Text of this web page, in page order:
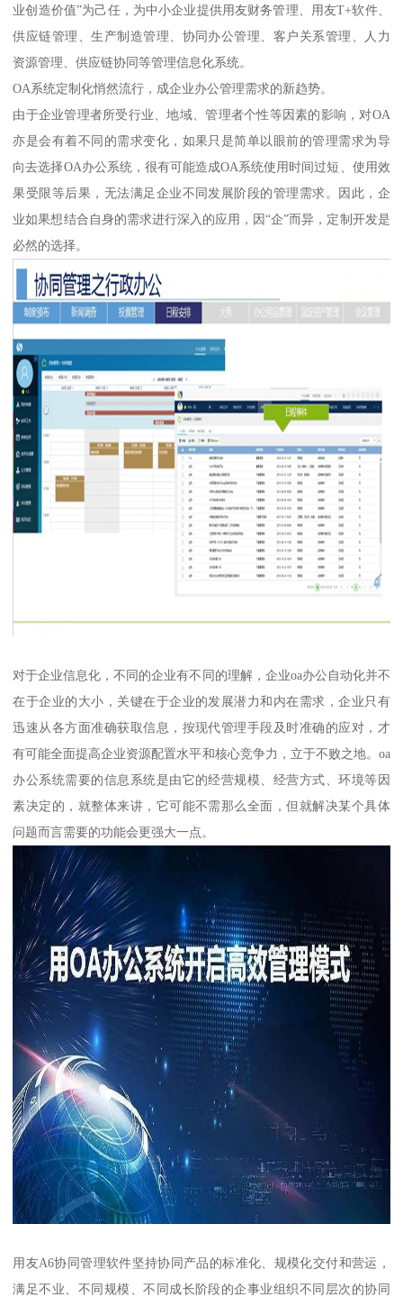
业创造价值”为己任，为中小企业提供用友财务管理、用友T+软件、
供应链管理、生产制造管理、协同办公管理、客户关系管理、人力
资源管理、供应链协同等管理信息化系统。
OA系统定制化悄然流行，成企业办公管理需求的新趋势。
由于企业管理者所受行业、地域、管理者个性等因素的影响，对OA
亦是会有着不同的需求变化，如果只是简单以眼前的管理需求为导
向去选择OA办公系统，很有可能造成OA系统使用时间过短、使用效
果受限等后果，无法满足企业不同发展阶段的管理需求。因此，企
业如果想结合自身的需求进行深入的应用，因“企”而异，定制开发是
必然的选择。
对于企业信息化，不同的企业有不同的理解，企业oa办公自动化并不
在于企业的大小，关键在于企业的发展潜力和内在需求，企业只有
迅速从各方面准确获取信息，按现代管理手段及时准确的应对，才
有可能全面提高企业资源配置水平和核心竞争力，立于不败之地。oa
办公系统需要的信息系统是由它的经营规模、经营方式、环境等因
素决定的，就整体来讲，它可能不需那么全面，但就解决某个具体
问题而言需要的功能会更强大一点。
用友A6协同管理软件坚持协同产品的标准化、规模化交付和营运，
满足不业、不同规模、不同成长阶段的企事业组织不同层次的协同